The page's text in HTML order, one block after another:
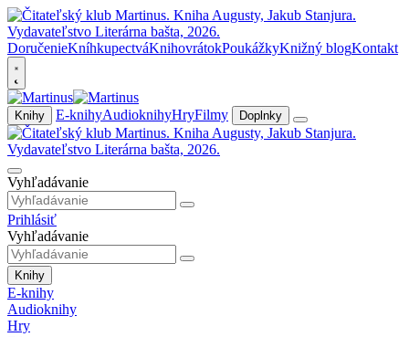
DoručenieKníhkupectváKnihovrátokPoukážkyKnižný blogKontakt
Knihy E-knihyAudioknihyHryFilmy Doplnky
Vyhľadávanie
Prihlásiť
Vyhľadávanie
Knihy
E-knihy
Audioknihy
Hry